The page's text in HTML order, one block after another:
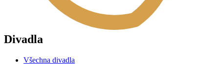
Divadla
Všechna divadla